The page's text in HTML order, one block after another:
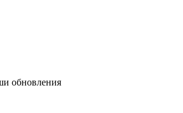
обновления